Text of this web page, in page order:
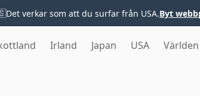
Det verkar som att du surfar från USA.Byt
Irland Japan USA Världen